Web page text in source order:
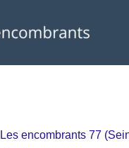
Les encombrants 77